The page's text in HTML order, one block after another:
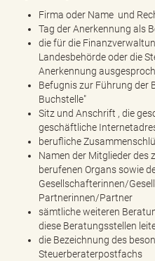
Firma oder Name und
Tag der Anerkennung als
die für die
Landesbehörde oder die
Anerkennung
Befugnis zur Führung der
Buchstelle"
Sitz und Anschrift , die
geschäftliche
berufliche
Namen der Mitglieder des
berufenen Organs sowie
Gesellschafterinnen/
Partnerinnen/Partner
sämtliche weiteren
diese Beratungsstellen
die Bezeichnung des
Steuerberaterpostfachs